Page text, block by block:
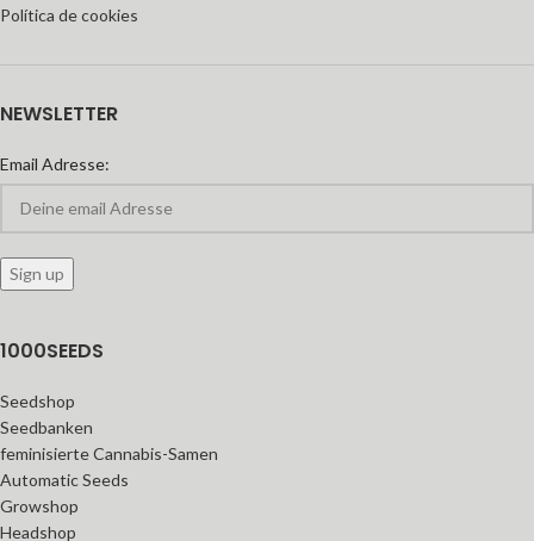
Política de cookies
NEWSLETTER
Email Adresse:
1000SEEDS
Seedshop
Seedbanken
feminisierte Cannabis-Samen
Automatic Seeds
Growshop
Headshop